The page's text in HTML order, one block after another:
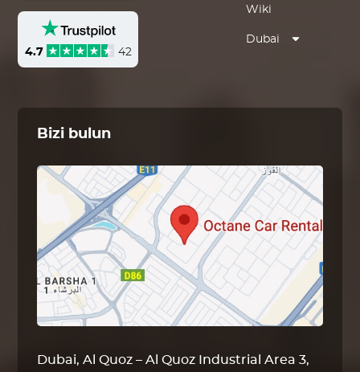
4.7 42
Wiki
Dubai
Bizi bulun
Dubai, Al Quoz – Al Quoz Industrial Area 3,